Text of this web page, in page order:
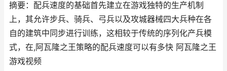
摘要：配兵速度的基础首先建立在游戏独特的生产机制
上，其允许步兵、骑兵、弓兵以及攻城器械四大兵种在各
自的建筑中同步进行训练，这相较于传统的序列化产兵模
式，在,阿瓦隆之王策略的配兵速度可以有多快 阿瓦隆之王
游戏视频